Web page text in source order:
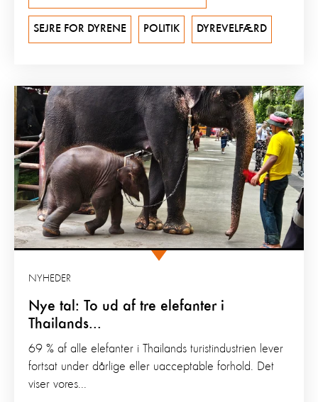
SEJRE FOR DYRENE POLITIK DYREVELFÆRD
Nye tal: To ud af tre elefanter i
Thailands...
NYHEDER
69 % af alle elefanter i Thailands turistindustrien lever
fortsat under dårlige eller uacceptable forhold. Det
viser vores...